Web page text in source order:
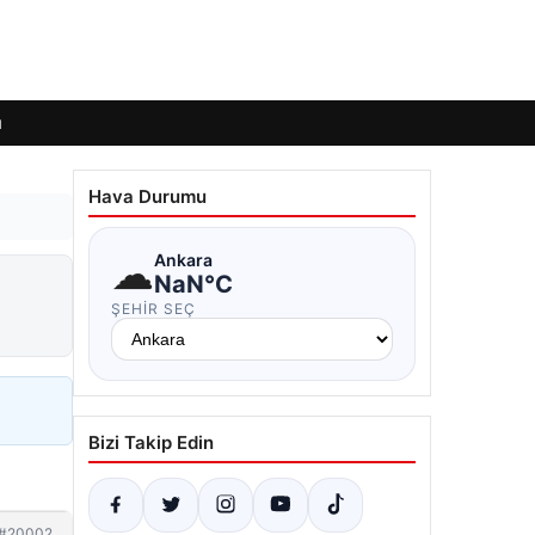
Hava Durumu
☁Ankara
NaN°C
ŞEHIR SEÇ
Bizi Takip Edin